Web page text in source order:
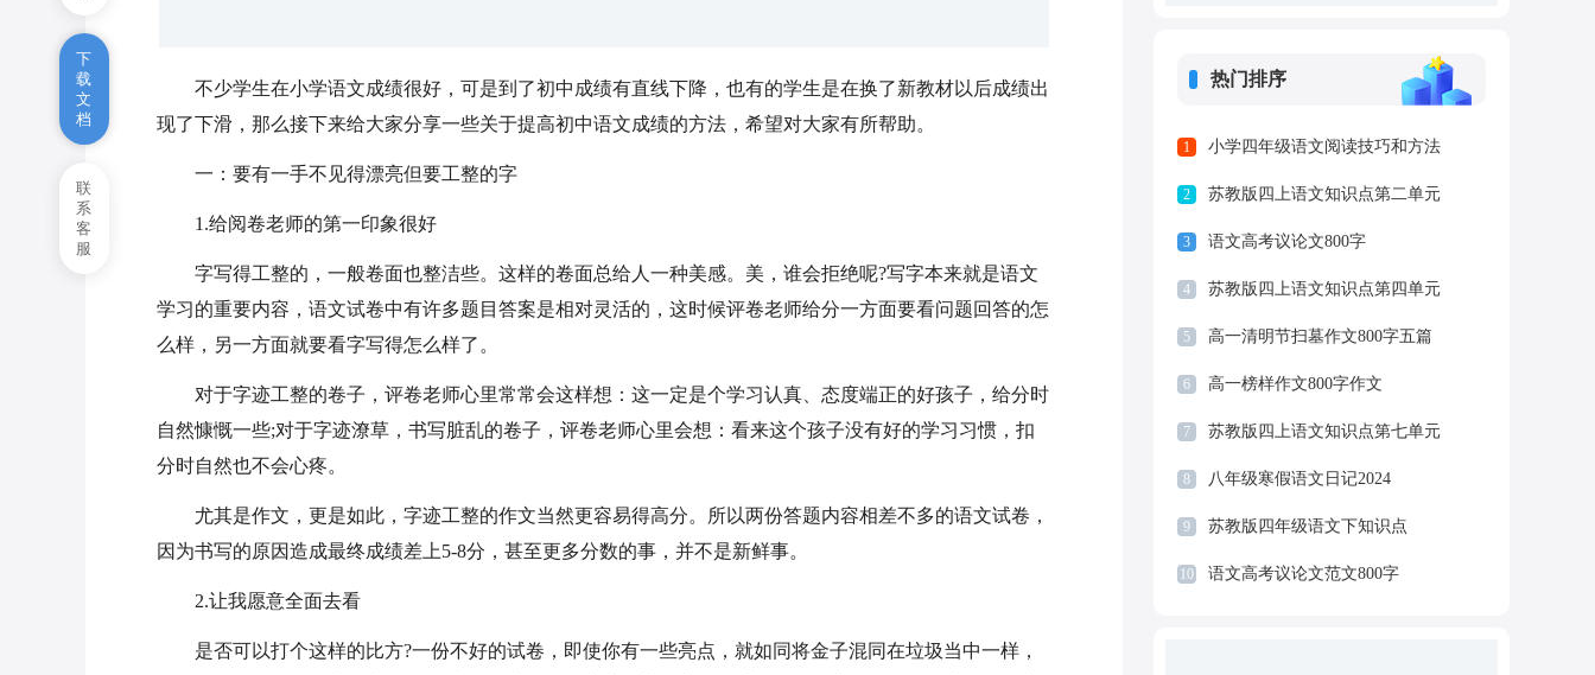
不少学生在小学语文成绩很好，可是到了初中成绩有直线下降，也有的学生是在换了新教材以后成绩出
现了下滑，那么接下来给大家分享一些关于提高初中语文成绩的方法，希望对大家有所帮助。
一：要有一手不见得漂亮但要工整的字
1.给阅卷老师的第一印象很好
字写得工整的，一般卷面也整洁些。这样的卷面总给人一种美感。美，谁会拒绝呢?写字本来就是语文
学习的重要内容，语文试卷中有许多题目答案是相对灵活的，这时候评卷老师给分一方面要看问题回答的怎
么样，另一方面就要看字写得怎么样了。
对于字迹工整的卷子，评卷老师心里常常会这样想：这一定是个学习认真、态度端正的好孩子，给分时
自然慷慨一些;对于字迹潦草，书写脏乱的卷子，评卷老师心里会想：看来这个孩子没有好的学习习惯，扣
分时自然也不会心疼。
尤其是作文，更是如此，字迹工整的作文当然更容易得高分。所以两份答题内容相差不多的语文试卷，
因为书写的原因造成最终成绩差上5-8分，甚至更多分数的事，并不是新鲜事。
2.让我愿意全面去看
是否可以打个这样的比方?一份不好的试卷，即使你有一些亮点，就如同将金子混同在垃圾当中一样，
热门排序
1 小学四年级语文阅读技巧和方法
2 苏教版四上语文知识点第二单元
3 语文高考议论文800字
4 苏教版四上语文知识点第四单元
5 高一清明节扫墓作文800字五篇
6 高一榜样作文800字作文
7 苏教版四上语文知识点第七单元
8 八年级寒假语文日记2024
9 苏教版四年级语文下知识点
10 语文高考议论文范文800字
做语文卷子的答题技巧整理
语文作文的套路是怎么样的
下
载
文
档
联
系
客
服